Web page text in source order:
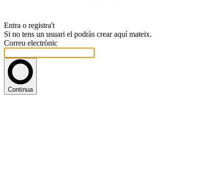
Entra o registra't
Si no tens un usuari el podràs crear aquí mateix.
Correu electrònic
Continua